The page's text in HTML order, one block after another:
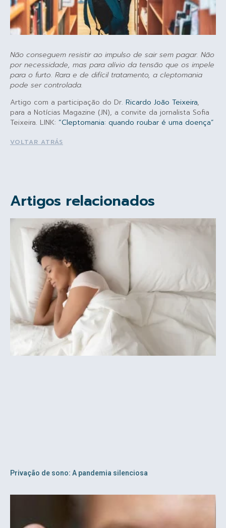
Não conseguem resistir ao impulso de sair sem pagar. Não
por necessidade, mas para alívio da tensão que os impele
para o furto. Rara e de difícil tratamento, a cleptomania
pode ser controlada.
Artigo com a participação do Dr. Ricardo João Teixeira,
para a Notícias Magazine (JN), a convite da jornalista Sofia
Teixeira. LINK: “Cleptomania: quando roubar é uma doença”
VOLTAR ATRÁS
Artigos relacionados
Privação de sono: A pandemia silenciosa